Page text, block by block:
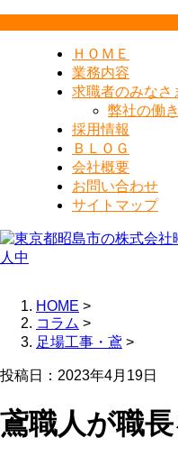
ＨＯＭＥ
業務内容
求職者のみなさ
弊社の働
採用情報
ＢＬＯＧ
会社概要
お問い合わせ
サイトマップ
HOME >
コラム >
足場工事・鳶 >
投稿日：2023年4月19日
鳶職人が職